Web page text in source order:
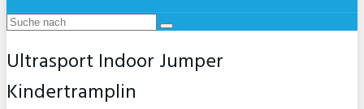
Ultrasport Indoor Jumper
Kindertramplin